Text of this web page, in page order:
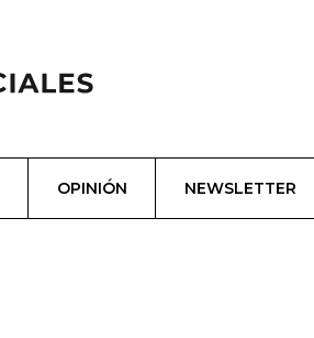
OPINIÓN NEWSLETTER